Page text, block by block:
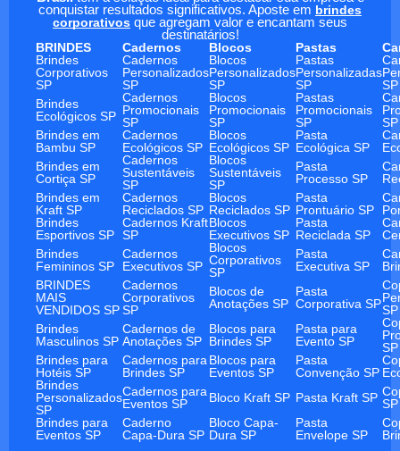
conquistar resultados significativos. Aposte em brindes
corporativos que agregam valor e encantam seus
destinatários!
BRINDES
Cadernos Blocos Pastas
Brindes
Corporativos
SP
Cadernos
Personalizados
SP
Blocos
Personalizados
SP
Pastas
Personalizadas
SP
SP
Brindes
Ecológicos SP
Cadernos
Promocionais
SP
Blocos
Promocionais
SP
Pastas
Promocionais
SP
SP
Brindes em
Bambu SP
Cadernos
Ecológicos SP
Blocos
Ecológicos SP
Pasta
Ecológica SP
Brindes em
Cortiça SP
Cadernos
Sustentáveis
SP
Blocos
Sustentáveis
SP
Pasta
Processo SP
Brindes em
Kraft SP
Cadernos
Reciclados SP
Blocos
Reciclados SP
Pasta
Prontuário SP
Brindes
Esportivos SP
Cadernos Kraft
SP
Blocos
Executivos SP
Pasta
Reciclada SP
Brindes
Femininos SP
Cadernos
Executivos SP
Blocos
Corporativos
SP
Pasta
Executiva SP
BRINDES
MAIS
VENDIDOS SP
Cadernos
Corporativos
SP
Blocos de
Anotações SP
Pasta
Corporativa SPSP
Brindes
Masculinos SP
Cadernos de
Anotações SP
Blocos para
Brindes SP
Pasta para
Evento SP
SP
Brindes para
Hotéis SP
Cadernos para
Brindes SP
Blocos para
Eventos SP
Pasta
Convenção SP
Brindes
Personalizados
SP
Cadernos para
Eventos SP
Bloco Kraft SP Pasta Kraft SP SP
Brindes para
Eventos SP
Caderno
Capa-Dura SP
Bloco Capa-
Dura SP
Pasta
Envelope SP